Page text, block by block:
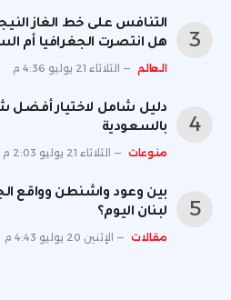
التنافس على خط الغاز
هل انتصرت الجغرافيا أم
العالم الثلاثاء 21 يوليو 4:36 م
دليل شامل لاختيار أفضل
بالسعودية
منوعات الثلاثاء 21 يوليو 2:03 م
بين وعود واشنطن وواقع
لبنان اليوم؟
مقالات الإثنين 20 يوليو 4:43 م